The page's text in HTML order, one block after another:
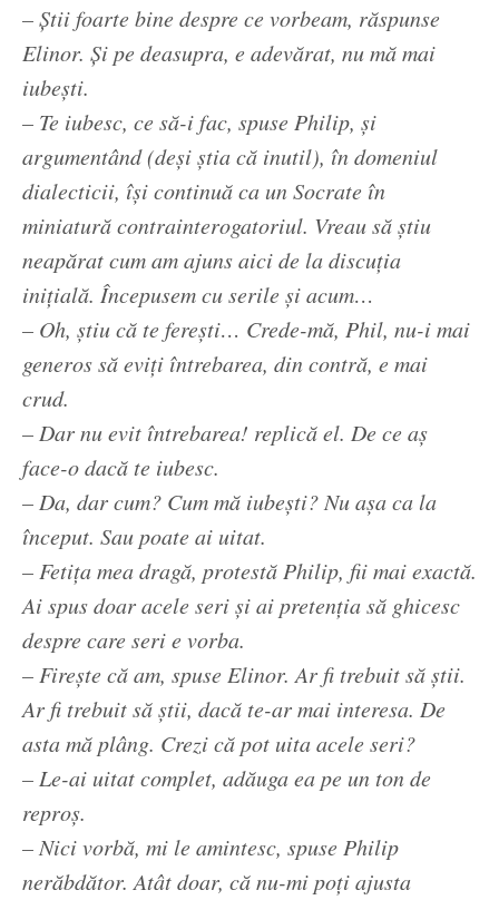
– Știi foarte bine despre ce vorbeam, răspunse
Elinor. Și pe deasupra, e adevărat, nu mă mai
iubești.
– Te iubesc, ce să-i fac, spuse Philip, și
argumentând (deși știa că inutil), în domeniul
dialecticii, își continuă ca un Socrate în
miniatură contrainterogatoriul. Vreau să știu
neapărat cum am ajuns aici de la discuția
inițială. Începusem cu serile și acum…
– Oh, știu că te ferești… Crede-mă, Phil, nu-i mai
generos să eviți întrebarea, din contră, e mai
crud.
– Dar nu evit întrebarea! replică el. De ce aș
face-o dacă te iubesc.
– Da, dar cum? Cum mă iubești? Nu așa ca la
început. Sau poate ai uitat.
– Fetița mea dragă, protestă Philip, fii mai exactă.
Ai spus doar acele seri și ai pretenția să ghicesc
despre care seri e vorba.
– Firește că am, spuse Elinor. Ar fi trebuit să știi.
Ar fi trebuit să știi, dacă te-ar mai interesa. De
asta mă plâng. Crezi că pot uita acele seri?
– Le-ai uitat complet, adăuga ea pe un ton de
reproș.
– Nici vorbă, mi le amintesc, spuse Philip
nerăbdător. Atât doar, că nu-mi poți ajusta